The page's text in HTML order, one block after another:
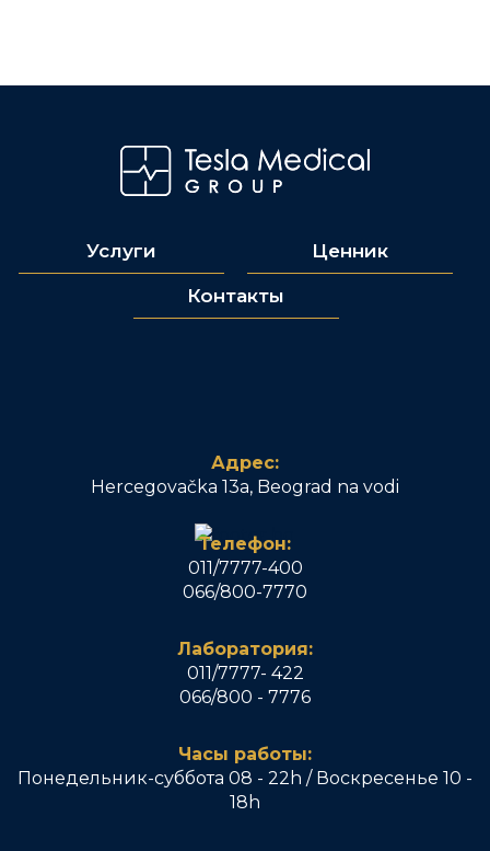
Услуги Ценник
Контакты
Адрес:
Hercegovačka 13a, Beograd na vodi
Телефон:
011/7777-400
066/800-7770
Лаборатория:
011/7777- 422
066/800 - 7776
Часы работы:
Понедельник-суббота 08 - 22h / Воскресенье 10 -
18h